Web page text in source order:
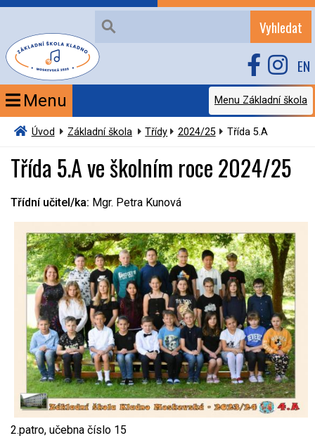
Vyhledat
Menu
EN
Menu Základní škola
Úvod Základní škola Třídy 2024/25 Třída 5.A
Třída 5.A ve školním roce 2024/25
Třídní učitel/ka: Mgr. Petra Kunová
2.patro, učebna číslo 15